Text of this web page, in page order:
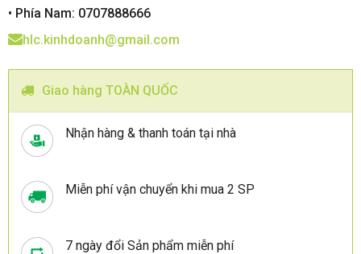
• Phía Nam: 0707888666
hlc.kinhdoanh@gmail.com
Giao hàng TOÀN QUỐC
Nhận hàng & thanh toán tại nhà
Miễn phí vận chuyển khi mua 2 SP
7 ngày đổi Sản phẩm miễn phí